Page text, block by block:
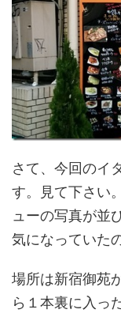
さて、今回のイ
す。見て下さい
ューの写真が並
気になっていた
場所は新宿御苑
ら１本裏に入っ